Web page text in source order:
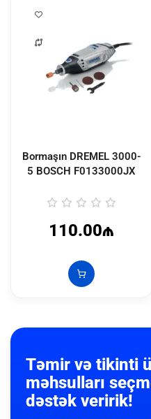
Bormaşın DREMEL 3000-
5 BOSCH F0133000JX
110.00₼
Təmir və tikinti
məhsulları
dəstək veririk!